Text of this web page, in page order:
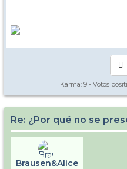
Karma: 9 - Votos
Re: ¿Por qué no se
Brausen&Alice